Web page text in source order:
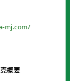
mj.com/
概要